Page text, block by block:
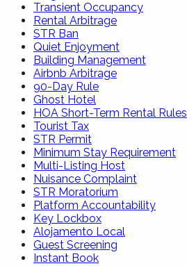
Transient Occupancy
Rental Arbitrage
STR Ban
Quiet Enjoyment
Building Management
Airbnb Arbitrage
90-Day Rule
Ghost Hotel
HOA Short-Term Rental Rules
Tourist Tax
STR Permit
Minimum Stay Requirement
Multi-Listing Host
Nuisance Complaint
STR Moratorium
Platform Accountability
Key Lockbox
Alojamento Local
Guest Screening
Instant Book